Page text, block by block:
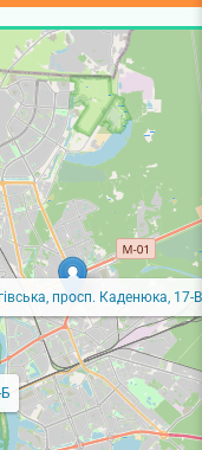
просп. Каденюка, 17-В